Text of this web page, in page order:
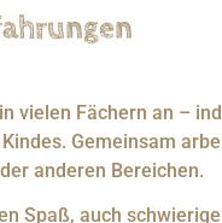
vielen Fächern an –
Gemeinsam
anderen Bereichen.
Spaß, auch